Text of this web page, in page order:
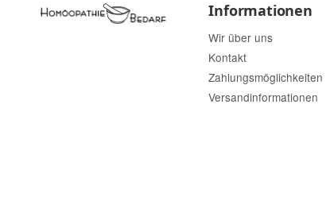
Informationen
Wir über uns
Kontakt
Zahlungsmöglichkeiten
Versandinformationen